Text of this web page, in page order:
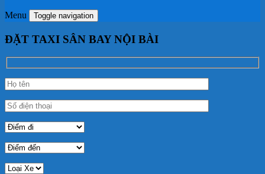
Menu Toggle navigation
ĐẶT TAXI SÂN BAY NỘI BÀI